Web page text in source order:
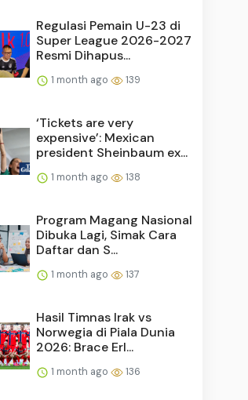
Regulasi Pemain U-23 di
Super League 2026-2027
Resmi Dihapus...
1 month ago 139
‘Tickets are very
expensive’: Mexican
president Sheinbaum ex...
1 month ago 138
Program Magang Nasional
Dibuka Lagi, Simak Cara
Daftar dan S...
1 month ago 137
Hasil Timnas Irak vs
Norwegia di Piala Dunia
2026: Brace Erl...
1 month ago 136